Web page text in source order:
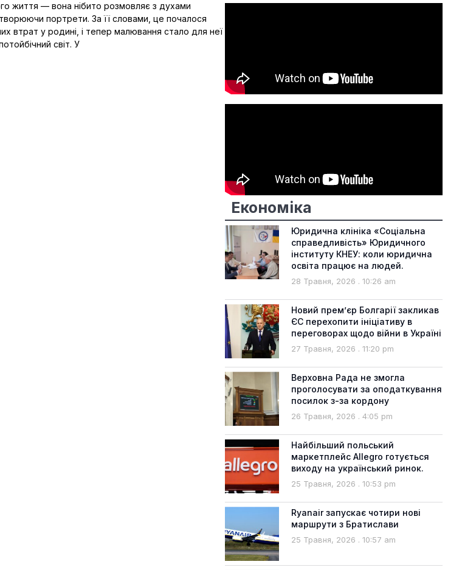
життя — вона нібито розмовляє з духами
портрети. За її словами, це почалося
втрат у родині, і тепер малювання стало для неї
світ. У
Економіка
Юридична клініка «Соціальна
справедливість» Юридичного
інституту КНЕУ: коли юридична
освіта працює на людей.
28 Травня, 2026 10:26 am
Новий прем’єр Болгарії закликав
ЄС перехопити ініціативу в
переговорах щодо війни в Україні
27 Травня, 2026 11:20 pm
Верховна Рада не змогла
проголосувати за оподаткування
посилок з-за кордону
26 Травня, 2026 4:05 pm
Найбільший польський
маркетплейс Allegro готується
виходу на український ринок.
25 Травня, 2026 10:53 pm
Ryanair запускає чотири нові
маршрути з Братислави
25 Травня, 2026 10:57 am